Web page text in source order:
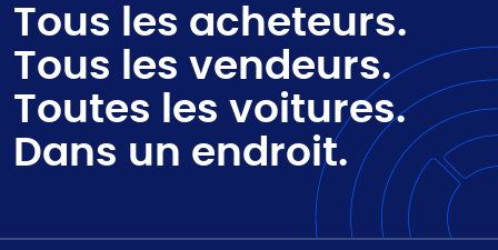
Tous les acheteurs.
Tous les vendeurs.
Toutes les voitures.
Dans un endroit.